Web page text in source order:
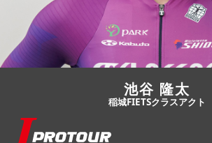
池谷 隆太
稲城FIETSクラスアクト